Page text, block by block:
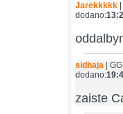
Jarekkkkk
dodano:
sidhaja |
dodano:
zaiste